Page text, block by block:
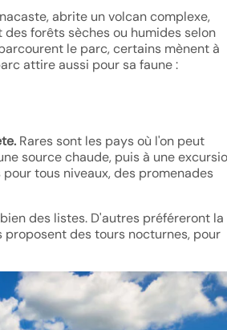
abrite un volcan complexe,
forêts sèches ou humides selon
le parc, certains mènent à
attire aussi pour sa faune :
Rares sont les pays où l'on peut
source chaude, puis à une
tous niveaux, des promenades
des listes. D'autres préféreront la
des tours nocturnes, pour